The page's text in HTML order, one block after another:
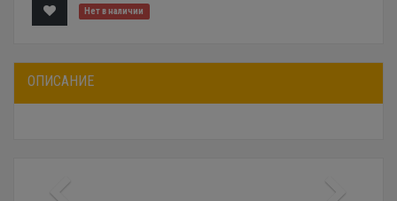
Нет в наличии
ОПИСАНИЕ